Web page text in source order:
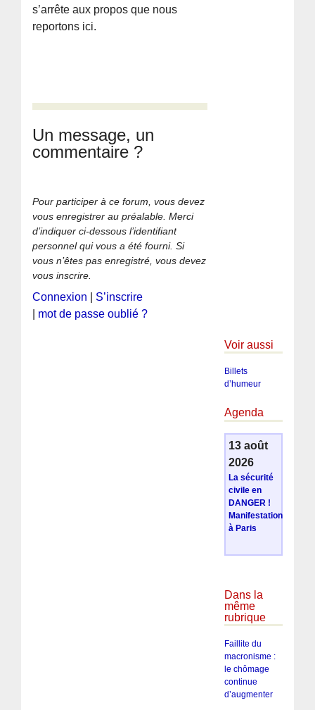
s’arrête aux propos que nous
reportons ici.
Un message, un
commentaire ?
Pour participer à ce forum, vous devez
vous enregistrer au préalable. Merci
d’indiquer ci-dessous l’identifiant
personnel qui vous a été fourni. Si
vous n’êtes pas enregistré, vous devez
vous inscrire.
Connexion
S’inscrire
mot de passe oublié ?
Voir aussi
Billets
d’humeur
Agenda
13 août
2026
La sécurité
civile en
DANGER !
Manifestation
à Paris
Dans la
même
rubrique
Faillite du
macronisme :
le chômage
continue
d’augmenter